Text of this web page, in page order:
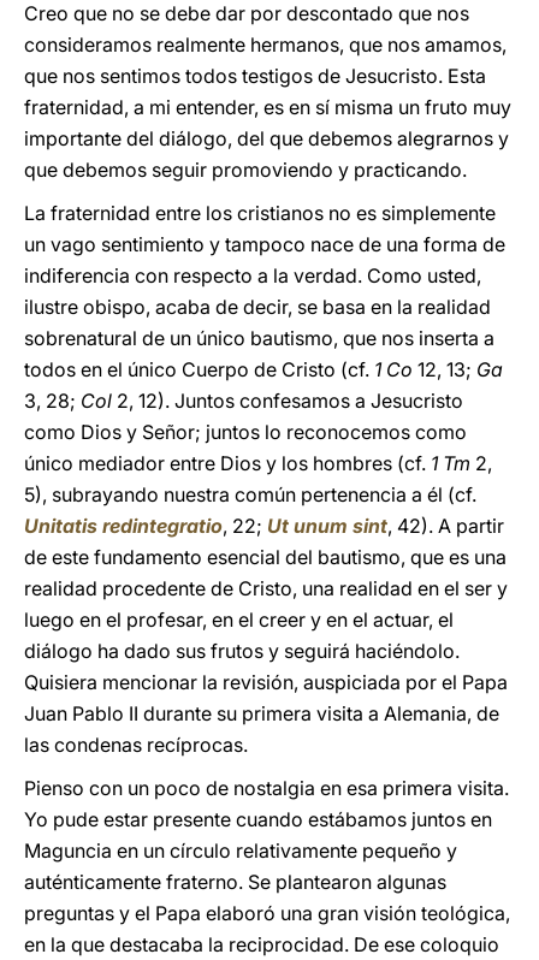
Creo que no se debe dar por descontado que nos
consideramos realmente hermanos, que nos amamos,
que nos sentimos todos testigos de Jesucristo. Esta
fraternidad, a mi entender, es en sí misma un fruto muy
importante del diálogo, del que debemos alegrarnos y
que debemos seguir promoviendo y practicando.
La fraternidad entre los cristianos no es simplemente
un vago sentimiento y tampoco nace de una forma de
indiferencia con respecto a la verdad. Como usted,
ilustre obispo, acaba de decir, se basa en la realidad
sobrenatural de un único bautismo, que nos inserta a
todos en el único Cuerpo de Cristo (cf. 1 Co 12, 13; Ga
3, 28; Col 2, 12). Juntos confesamos a Jesucristo
como Dios y Señor; juntos lo reconocemos como
único mediador entre Dios y los hombres (cf. 1 Tm 2,
5), subrayando nuestra común pertenencia a él (cf.
Unitatis redintegratio, 22; Ut unum sint, 42). A partir
de este fundamento esencial del bautismo, que es una
realidad procedente de Cristo, una realidad en el ser y
luego en el profesar, en el creer y en el actuar, el
diálogo ha dado sus frutos y seguirá haciéndolo.
Quisiera mencionar la revisión, auspiciada por el Papa
Juan Pablo II durante su primera visita a Alemania, de
las condenas recíprocas.
Pienso con un poco de nostalgia en esa primera visita.
Yo pude estar presente cuando estábamos juntos en
Maguncia en un círculo relativamente pequeño y
auténticamente fraterno. Se plantearon algunas
preguntas y el Papa elaboró una gran visión teológica,
en la que destacaba la reciprocidad. De ese coloquio